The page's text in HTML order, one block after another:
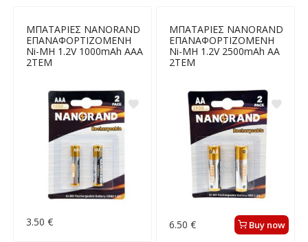
ΜΠΑΤΑΡΙΕΣ NANORAND
ΕΠΑΝΑΦΟΡΤΙΖΟΜΕΝΗ
Ni-MH 1.2V 1000mAh ΑΑΑ
2ΤΕΜ
3.50 €
ΜΠΑΤΑΡΙΕΣ NANORAND
ΕΠΑΝΑΦΟΡΤΙΖΟΜΕΝΗ
Ni-MH 1.2V 2500mAh ΑΑ
2ΤΕΜ
6.50 € Buy now